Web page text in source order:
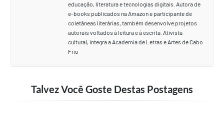
educação, literatura e tecnologias digitais. Autora de
e-books publicados na Amazon e participante de
coletâneas literárias, também desenvolve projetos
autorais voltados à leitura e à escrita. Ativista
cultural, integra a Academia de Letras e Artes de Cabo
Frio
Talvez Você Goste Destas Postagens